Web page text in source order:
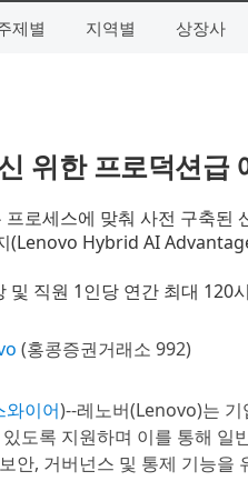
제별 지역별 상장사
위한 프로덕션급
로세스에 맞춰 사전 구축된
(Lenovo Hybrid AI
및 직원 1인당 연간 최대 120
(홍콩증권거래소 992)
와이어)--레노버(Lenovo)는
도록 지원하며 이를 통해
안, 거버넌스 및 통제 기능을